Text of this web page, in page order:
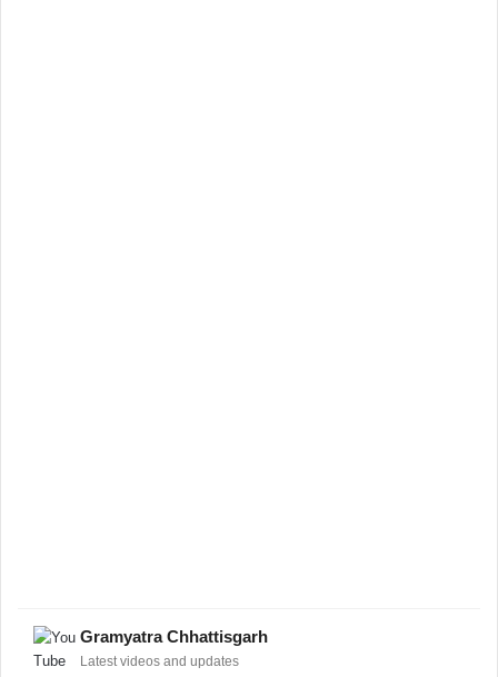
Gramyatra Chhattisgarh
Latest videos and updates